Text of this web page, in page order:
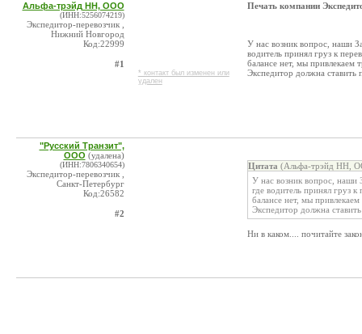
Альфа-трэйд НН, ООО
(ИНН:5256074219)
Экспедитор-перевозчик ,
Нижний Новгород
Код:22999
#1
* контакт был изменен или
удален
Печать компании
У нас возник вопрос, наши
водитель принял груз к
балансе нет, мы привлекаем
Экспедитор должна ставить
"Русский Транзит",
ООО (удалена)
(ИНН:7806340654)
Экспедитор-перевозчик ,
Санкт-Петербург
Код:26582
#2
Цитата (Альфа-трэйд НН,
У нас возник вопрос, наши
где водитель принял груз
балансе нет, мы
Экспедитор должна
Ни в каком.... почитайте